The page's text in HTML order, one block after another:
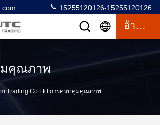
15255120126-15255120126
อ้างอิง
คุณภาพ
Trading Co.Ltd การควบคุมคุณภาพ